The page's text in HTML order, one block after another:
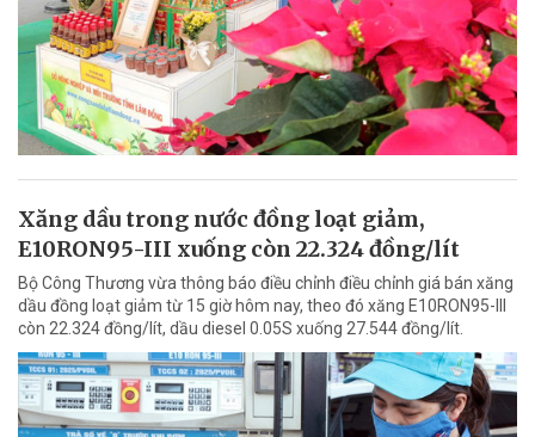
Xăng dầu trong nước đồng loạt giảm,
E10RON95-III xuống còn 22.324 đồng/lít
Bộ Công Thương vừa thông báo điều chỉnh điều chỉnh giá bán xăng
dầu đồng loạt giảm từ 15 giờ hôm nay, theo đó xăng E10RON95-III
còn 22.324 đồng/lít, dầu diesel 0.05S xuống 27.544 đồng/lít.